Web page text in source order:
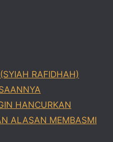
RAFIDHAH)
HANCURKAN
ALASAN MEMBASMI